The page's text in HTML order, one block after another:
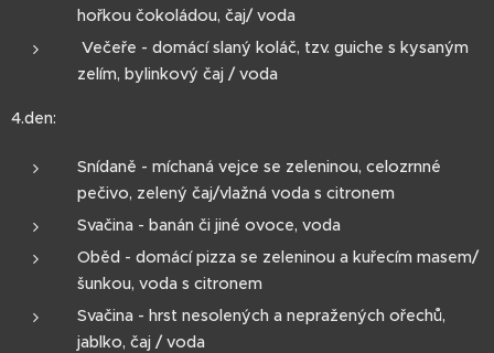
hořkou čokoládou, čaj/ voda
Večeře - domácí slaný koláč, tzv. guiche s kysaným
zelím, bylinkový čaj / voda
4.den:
Snídaně - míchaná vejce se zeleninou, celozrnné
pečivo, zelený čaj/vlažná voda s citronem
Svačina - banán či jiné ovoce, voda
Oběd - domácí pizza se zeleninou a kuřecím masem/
šunkou, voda s citronem
Svačina - hrst nesolených a nepražených ořechů,
jablko, čaj / voda